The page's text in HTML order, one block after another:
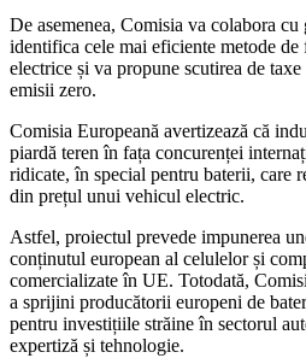
De asemenea, Comisia va colabora
identifica cele mai eficiente metode
electrice și va propune scutirea de
emisii zero.
Comisia Europeană avertizează că
piardă teren în fața concurenței
ridicate, în special pentru baterii, care
din prețul unui vehicul electric.
Astfel, proiectul prevede impunerea
conținutul european al celulelor și
comercializate în UE. Totodată,
a sprijini producătorii europeni de
pentru investițiile străine în sectorul
expertiză și tehnologie.